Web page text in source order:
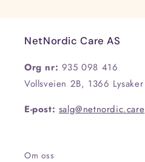
NetNordic Care AS
Org nr: 935 098 416
Vollsveien 2B, 1366 Lysaker
E-post: salg@netnordic.care
Om oss